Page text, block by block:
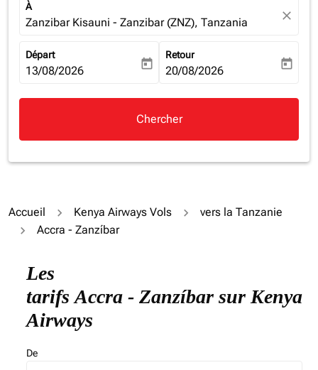
À
Zanzibar Kisauni - Zanzibar (ZNZ), Tanzania close
Départ
fc-booking-departure-date-aria-label
13/08/2026 today
Retour
fc-booking-return-date-aria-
20/08/2026 today
Chercher
Accueil Kenya Airways Vols
vers la Tanzanie
Accra - Zanzíbar
Les
tarifs Accra - Zanzíbar sur Kenya
Airways
De
Essayez de mettre à jour votre itinéraire (origine et/